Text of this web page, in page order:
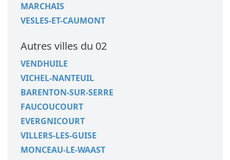
MARCHAIS
VESLES-ET-CAUMONT
Autres villes du 02
VENDHUILE
VICHEL-NANTEUIL
BARENTON-SUR-SERRE
FAUCOUCOURT
EVERGNICOURT
VILLERS-LES-GUISE
MONCEAU-LE-WAAST